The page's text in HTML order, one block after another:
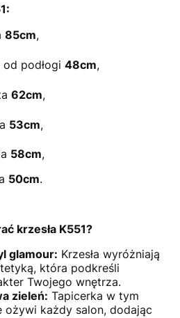
85cm,
podłogi 48cm,
62cm,
53cm,
58cm,
50cm.
krzesła K551?
glamour: Krzesła wyróżniają
która podkreśli
Twojego wnętrza.
zieleń: Tapicerka w tym
ożywi każdy salon, dodając